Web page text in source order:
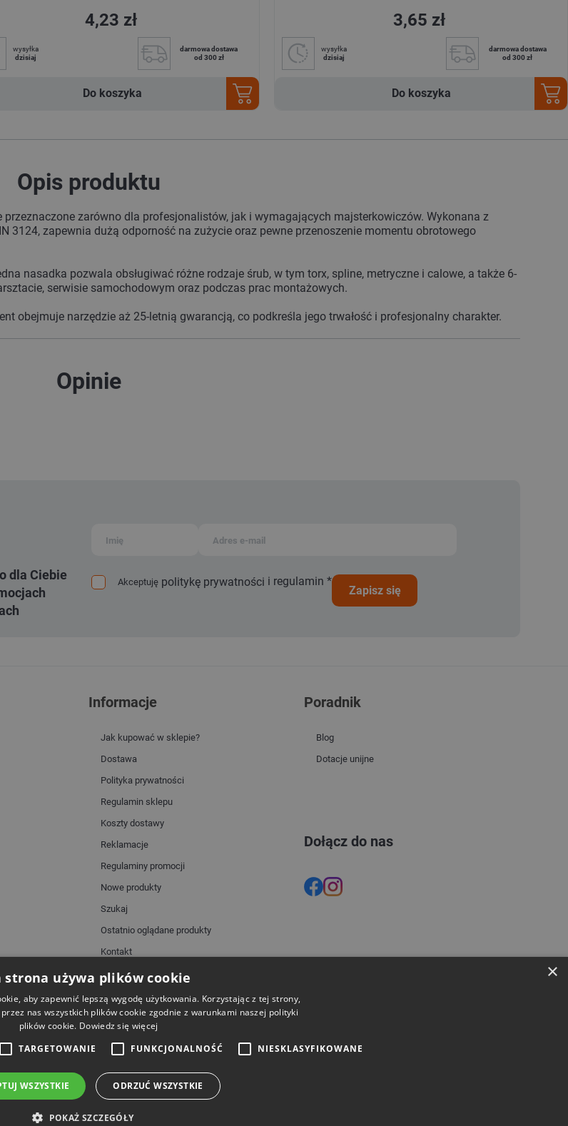
4,23 zł
wysyłka
dzisiaj
darmowa dostawa
od 300 zł
Do koszyka
3,65 zł
wysyłka
dzisiaj
darmowa dostawa
od 300 zł
Do koszyka
Opis produktu
zarówno dla profesjonalistów, jak i wymagających majsterkowiczów. Wykonana z
3124, zapewnia dużą odporność na zużycie oraz pewne przenoszenie momentu obrotowego
nasadka pozwala obsługiwać różne rodzaje śrub, w tym torx, spline, metryczne i calowe, a także 6-
serwisie samochodowym oraz podczas prac montażowych.
obejmuje narzędzie aż 25-letnią gwarancją, co podkreśla jego trwałość i profesjonalny charakter.
Opinie
dla Ciebie
Akceptuję politykę prywatności i regulamin *
zapisz się
Informacje
Jak kupować w sklepie?
Dostawa
Polityka prywatności
Regulamin sklepu
Koszty dostawy
Reklamacje
Regulaminy promocji
Nowe produkty
Szukaj
Ostatnio oglądane produkty
Kontakt
Mapa strony
Poradnik
Blog
Dotacje unijne
Dołącz do nas
Dostawa
×
strona używa plików cookie
aby zapewnić lepszą wygodę użytkowania. Korzystając z tej strony,
nas wszystkich plików cookie zgodnie z warunkami naszej polityki
plików cookie. Dowiedz się więcej
TARGETOWANIE FUNKCJONALNOŚĆ NIESKLASYFIKOWANE
WSZYSTKIE ODRZUĆ WSZYSTKIE
POKAŻ SZCZEGÓŁY